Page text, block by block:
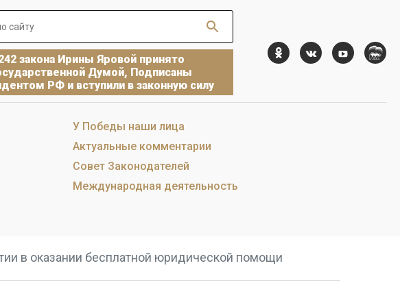
закона Ирины Яровой принято
Думой, Подписаны
РФ и вступили в законную силу
У Победы наши лица
Актуальные комментарии
Совет Законодателей
Международная деятельность
в оказании бесплатной юридической помощи